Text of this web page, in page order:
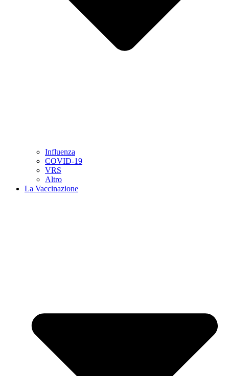
Influenza
COVID-19
VRS
Altro
La Vaccinazione